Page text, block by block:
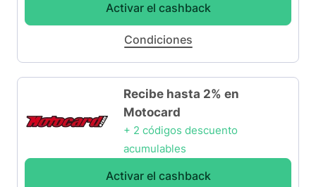
Activar el cashback
Condiciones
Recibe hasta 2% en
Motocard
+ 2 códigos descuento
acumulables
Activar el cashback